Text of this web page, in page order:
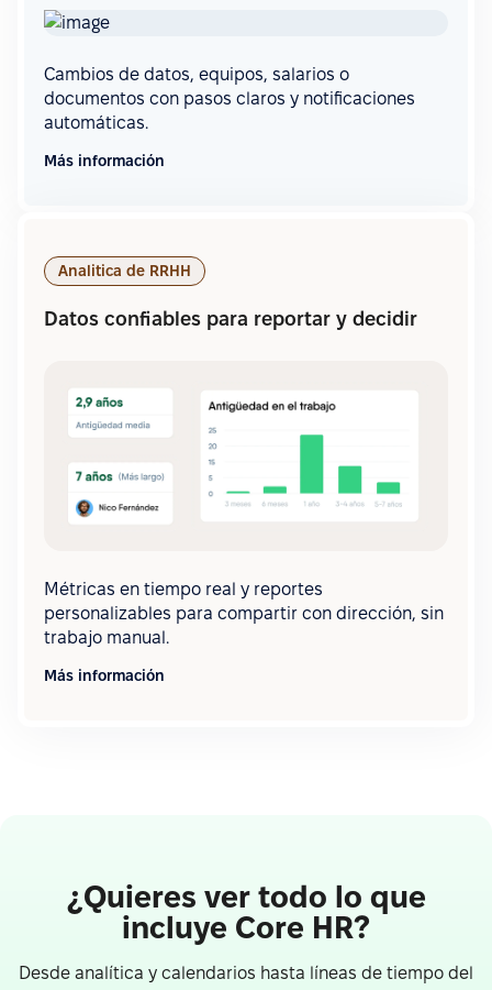
Cambios de datos, equipos, salarios o
documentos con pasos claros y notificaciones
automáticas.
Más información
Analitica de RRHH
Datos confiables para reportar y decidir
Métricas en tiempo real y reportes
personalizables para compartir con dirección, sin
trabajo manual.
Más información
¿Quieres ver todo lo que
incluye Core HR?
Desde analítica y calendarios hasta líneas de tiempo del